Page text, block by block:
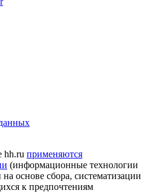
hh.ru применяются
(информационные технологии
основе сбора, систематизации
к предпочтениям